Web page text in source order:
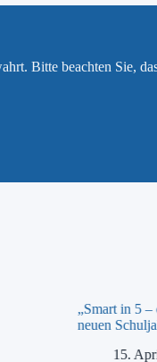
Bitte beachten Sie,
„Smart in 5 –
neuen
15.